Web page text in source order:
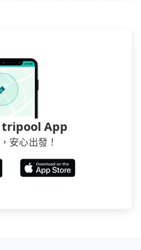
tripool App
安心出發！